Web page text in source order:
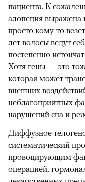
пациента. К
алопеция выражена
просто кому-то
лет волосы ведут
постепенно
Хотя гены — это
которая может
внешних
неблагоприятных
нарушений сна и
Диффузное
систематический
провоцирующим
операцией,